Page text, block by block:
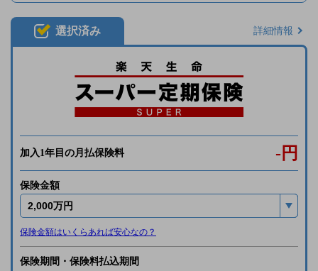
選択済み 詳細情報
加入1年目の月払保険料 - 円
保険金額
保険金額はいくらあれば安心なの？
保険期間・保険料払込期間